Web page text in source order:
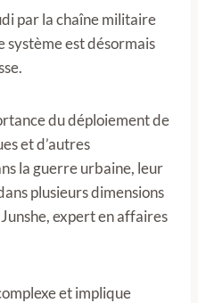
par la chaîne militaire
système est désormais
du déploiement de
et d’autres
la guerre urbaine, leur
plusieurs dimensions
expert en affaires
et implique